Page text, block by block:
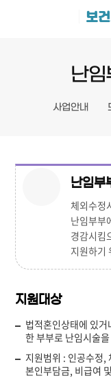
보
난
사업안내
난임부
체외수정
난임부부
경감시킴
지원하기
지원대상
법적혼인상태에 있
한 부부로 난임시술
지원범위 : 인공수정,
본인부담금, 비급여